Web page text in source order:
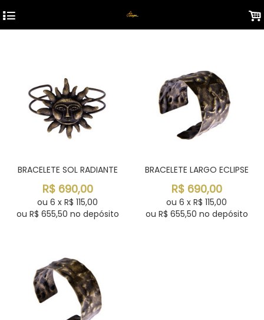
4 .
BRACELETE SOL RADIANTE
R$ 690,00
ou 6 x R$ 115,00
ou R$ 655,50 no depósito
BRACELETE LARGO ECLIPSE
R$ 690,00
ou 6 x R$ 115,00
ou R$ 655,50 no depósito